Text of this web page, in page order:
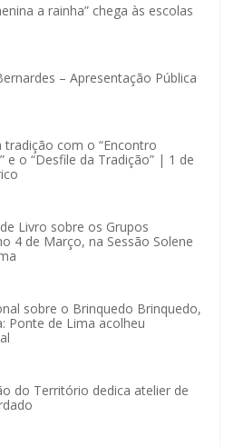
a rainha” chega às escolas
– Apresentação Pública
com o “Encontro
e o “Desfile da Tradição” | 1 de
Livro sobre os Grupos
4 de Março, na Sessão Solene
sobre o Brinquedo Brinquedo,
Ponte de Lima acolheu
do Território dedica atelier de